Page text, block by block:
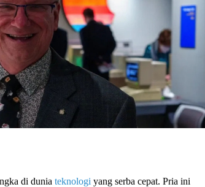
di dunia teknologi yang serba cepat. Pria ini